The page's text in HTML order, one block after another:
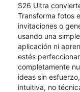
S26 Ultra
Transforma fotos
invitaciones o
usando una
aplicación ni
estés
completamente
ideas sin
intuitiva, no